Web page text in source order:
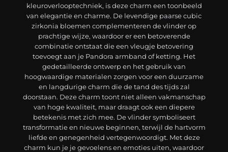
kleuroverlooptechniek, is deze charm een toonbeeld
van elegantie en charme. De levendige paarse cubic
zirkonia bloemen complementeren de vlinder op
prachtige wijze, waardoor er een betoverende
combinatie ontstaat die een vleugje betovering
toevoegt aan je Pandora armband of ketting. Het
gedetailleerde ontwerp en het gebruik van
hoogwaardige materialen zorgen voor een duurzame
en langdurige charm die de tand des tijds zal
doorstaan. Deze charm toont niet alleen vakmanschap
van hoge kwaliteit, maar draagt ook een diepere
betekenis met zich mee. De vlinder symboliseert
transformatie en nieuwe beginnen, terwijl de hartvorm
liefde en genegenheid vertegenwoordigt. Met deze
charm kun je je gevoelens en emoties uiten, waardoor